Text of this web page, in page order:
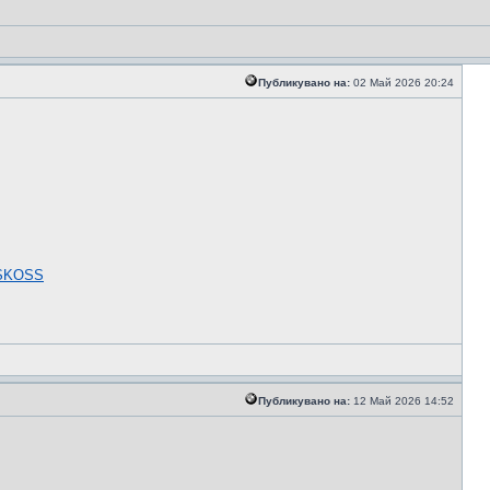
Публикувано на: 02 Май 2026 20:24
KOSS
Публикувано на: 12 Май 2026 14:52